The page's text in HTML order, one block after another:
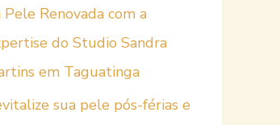
Pele Renovada com a
do Studio Sandra
em Taguatinga
sua pele pós-férias e